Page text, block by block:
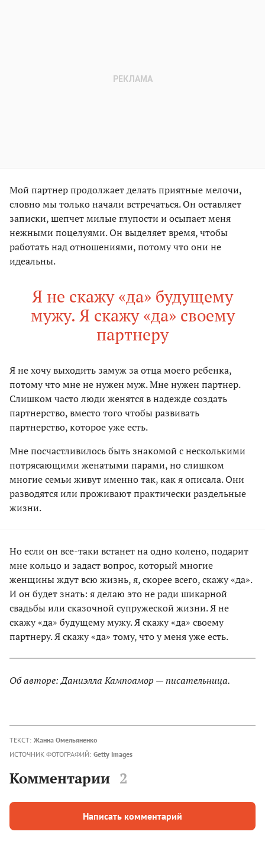
Мой партнер продолжает делать приятные мелочи,
словно мы только начали встречаться. Он оставляет
записки, шепчет милые глупости и осыпает меня
нежными поцелуями. Он выделяет время, чтобы
работать над отношениями, потому что они не
идеальны.
Я не скажу «да» будущему
мужу. Я скажу «да» своему
партнеру
Я не хочу выходить замуж за отца моего ребенка,
потому что мне не нужен муж. Мне нужен партнер.
Слишком часто люди женятся в надежде создать
партнерство, вместо того чтобы развивать
партнерство, которое уже есть.
Мне посчастливилось быть знакомой с несколькими
потрясающими женатыми парами, но слишком
многие семьи живут именно так, как я описала. Они
разводятся или проживают практически раздельные
жизни.
Но если он все-таки встанет на одно колено, подарит
мне кольцо и задаст вопрос, который многие
женщины ждут всю жизнь, я, скорее всего, скажу «да».
И он будет знать: я делаю это не ради шикарной
свадьбы или сказочной супружеской жизни. Я не
скажу «да» будущему мужу. Я скажу «да» своему
партнеру. Я скажу «да» тому, что у меня уже есть.
Об авторе: Даниэлла Кампоамор — писательница.
ТЕКСТ: Жанна Омельяненко
ИСТОЧНИК ФОТОГРАФИЙ: Getty Images
Комментарии 2
Написать комментарий